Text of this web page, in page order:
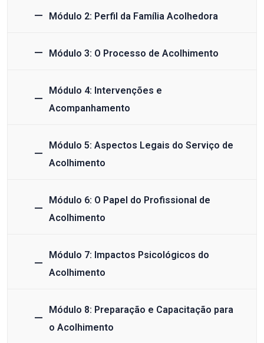
Módulo 2: Perfil da Família Acolhedora
Módulo 3: O Processo de Acolhimento
Módulo 4: Intervenções e
Acompanhamento
Módulo 5: Aspectos Legais do Serviço de
Acolhimento
Módulo 6: O Papel do Profissional de
Acolhimento
Módulo 7: Impactos Psicológicos do
Acolhimento
Módulo 8: Preparação e Capacitação para
o Acolhimento